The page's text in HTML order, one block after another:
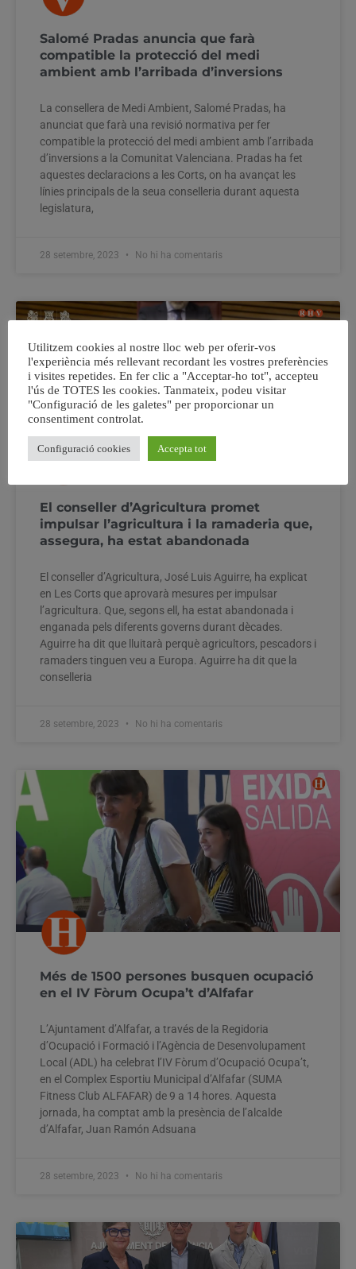
Salomé Pradas anuncia que farà
compatible la protecció del medi
ambient amb l’arribada d’inversions
La consellera de Medi Ambient, Salomé Pradas, ha
anunciat que farà una revisió normativa per fer
compatible la protecció del medi ambient amb l’arribada
d’inversions a la Comunitat Valenciana. Pradas ha fet
aquestes declaracions a les Corts, on ha avançat les
línies principals de la seua conselleria durant aquesta
legislatura,
28 setembre, 2023 No hi ha comentaris
El conseller d’Agricultura promet
impulsar l’agricultura i la ramaderia que,
assegura, ha estat abandonada
El conseller d’Agricultura, José Luis Aguirre, ha explicat
en Les Corts que aprovarà mesures per impulsar
l’agricultura. Que, segons ell, ha estat abandonada i
enganada pels diferents governs durant dècades.
Aguirre ha dit que lluitarà perquè agricultors, pescadors i
ramaders tinguen veu a Europa. Aguirre ha dit que la
conselleria
28 setembre, 2023 No hi ha comentaris
Més de 1500 persones busquen ocupació
en el IV Fòrum Ocupa’t d’Alfafar
L’Ajuntament d’Alfafar, a través de la Regidoria
d’Ocupació i Formació i l’Agència de Desenvolupament
Local (ADL) ha celebrat l’IV Fòrum d’Ocupació Ocupa’t,
en el Complex Esportiu Municipal d’Alfafar (SUMA
Fitness Club ALFAFAR) de 9 a 14 hores. Aquesta
jornada, ha comptat amb la presència de l’alcalde
d’Alfafar, Juan Ramón Adsuana
28 setembre, 2023 No hi ha comentaris
Utilitzem cookies al nostre lloc web per oferir-vos
l'experiència més rellevant recordant les vostres preferències
i visites repetides. En fer clic a "Acceptar-ho tot", accepteu
l'ús de TOTES les cookies. Tanmateix, podeu visitar
"Configuració de les galetes" per proporcionar un
consentiment controlat.
Configuració cookies Accepta tot